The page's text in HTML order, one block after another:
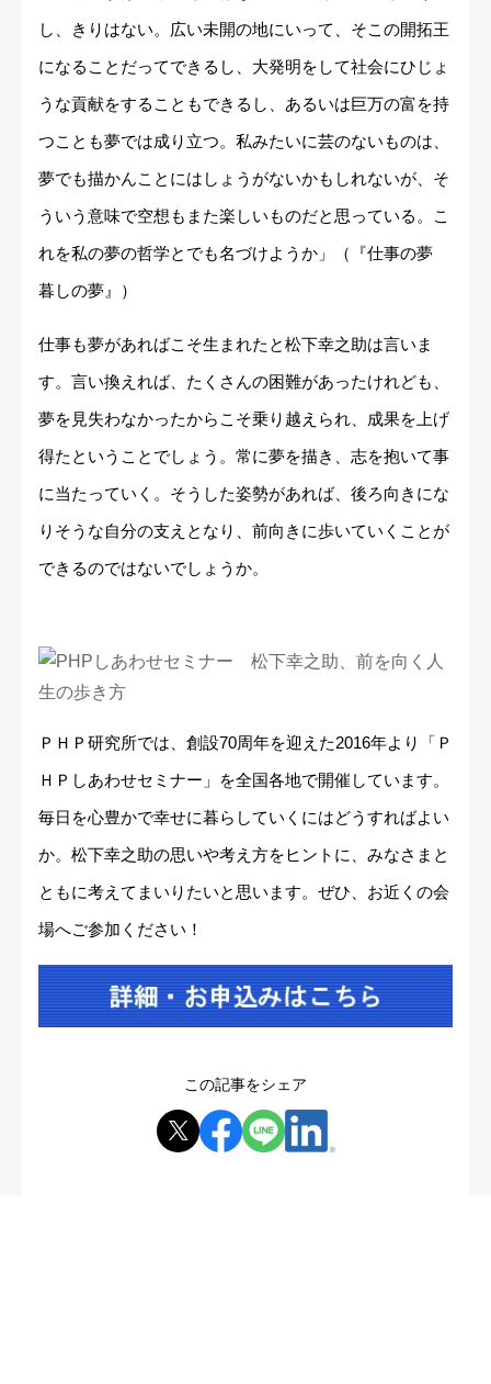
し、きりはない。広い未開の地にいって、そこの開拓王
になることだってできるし、大発明をして社会にひじょ
うな貢献をすることもできるし、あるいは巨万の富を持
つことも夢では成り立つ。私みたいに芸のないものは、
夢でも描かんことにはしょうがないかもしれないが、そ
ういう意味で空想もまた楽しいものだと思っている。こ
れを私の夢の哲学とでも名づけようか」（『仕事の夢
暮しの夢』）
仕事も夢があればこそ生まれたと松下幸之助は言いま
す。言い換えれば、たくさんの困難があったけれども、
夢を見失わなかったからこそ乗り越えられ、成果を上げ
得たということでしょう。常に夢を描き、志を抱いて事
に当たっていく。そうした姿勢があれば、後ろ向きにな
りそうな自分の支えとなり、前向きに歩いていくことが
できるのではないでしょうか。
ＰＨＰ研究所では、創設70周年を迎えた2016年より「Ｐ
ＨＰしあわせセミナー」を全国各地で開催しています。
毎日を心豊かで幸せに暮らしていくにはどうすればよい
か。松下幸之助の思いや考え方をヒントに、みなさまと
ともに考えてまいりたいと思います。ぜひ、お近くの会
場へご参加ください！
この記事をシェア